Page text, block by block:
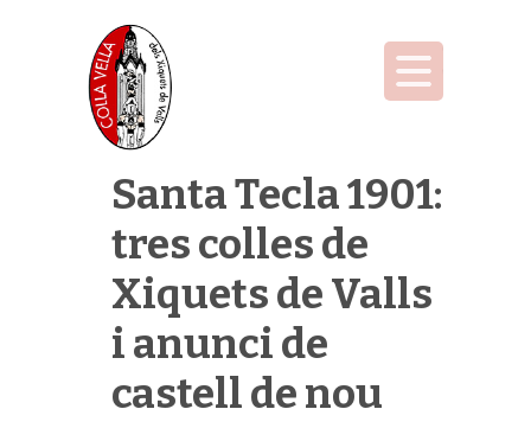
Santa Tecla 1901:
tres colles de
Xiquets de Valls
i anunci de
castell de nou